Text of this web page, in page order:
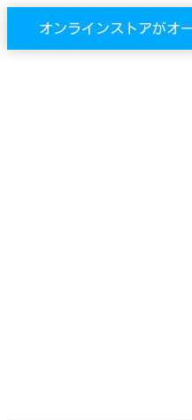
オンラインストアがオ